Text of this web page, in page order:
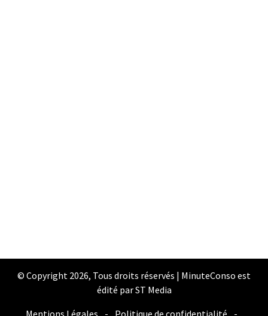
© Copyright 2026, Tous droits réservés | MinuteConso est
édité par ST Media